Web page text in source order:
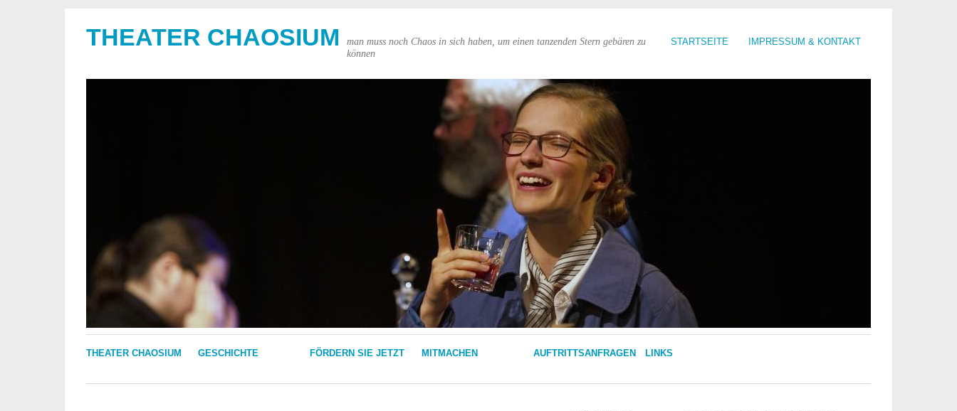
STARTSEITE IMPRESSUM & KONTAKT
THEATER CHAOSIUM
man muss noch Chaos in sich haben, um einen tanzenden Stern gebären zu
können
THEATER CHAOSIUM GESCHICHTE FÖRDERN SIE JETZT MITMACHEN AUFTRITTSANFRAGEN LINKS